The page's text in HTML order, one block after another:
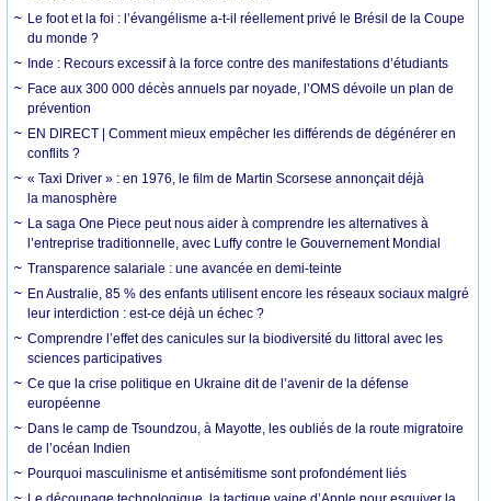
Le foot et la foi : l’évangélisme a-t-il réellement privé le Brésil de la Coupe
du monde ?
Inde : Recours excessif à la force contre des manifestations d’étudiants
Face aux 300 000 décès annuels par noyade, l’OMS dévoile un plan de
prévention
EN DIRECT | Comment mieux empêcher les différends de dégénérer en
conflits ?
« Taxi Driver » : en 1976, le film de Martin Scorsese annonçait déjà
la manosphère
La saga One Piece peut nous aider à comprendre les alternatives à
l’entreprise traditionnelle, avec Luffy contre le Gouvernement Mondial
Transparence salariale : une avancée en demi-teinte
En Australie, 85 % des enfants utilisent encore les réseaux sociaux malgré
leur interdiction : est-ce déjà un échec ?
Comprendre l’effet des canicules sur la biodiversité du littoral avec les
sciences participatives
Ce que la crise politique en Ukraine dit de l’avenir de la défense
européenne
Dans le camp de Tsoundzou, à Mayotte, les oubliés de la route migratoire
de l’océan Indien
Pourquoi masculinisme et antisémitisme sont profondément liés